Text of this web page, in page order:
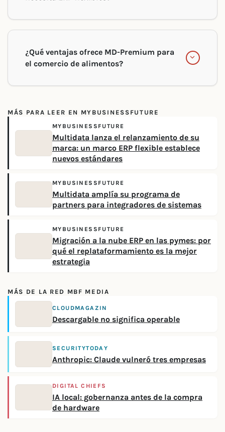
¿Qué ventajas ofrece MD-Premium para
el comercio de alimentos?
MÁS PARA LEER EN MYBUSINESSFUTURE
MYBUSINESSFUTURE
Multidata lanza el relanzamiento de su
marca: un marco ERP flexible establece
nuevos estándares
MYBUSINESSFUTURE
Multidata amplía su programa de
partners para integradores de sistemas
MYBUSINESSFUTURE
Migración a la nube ERP en las pymes: por
qué el replataformamiento es la mejor
estrategia
MÁS DE LA RED MBF MEDIA
CLOUDMAGAZIN
Descargable no significa operable
SECURITYTODAY
Anthropic: Claude vulneró tres empresas
DIGITAL CHIEFS
IA local: gobernanza antes de la compra
de hardware